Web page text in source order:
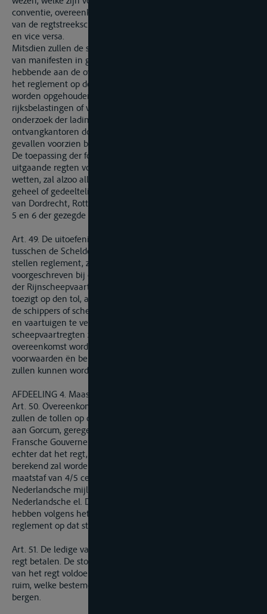
conventie, overeenkomstig hetgeen plaats heeft ten aanzien
van de regtstreeksche scheepvaart uit volle zee naar Gorcum
en vice versa.
Mitsdien zullen de schippers en scheepsbestuurders, voorzien
van manifesten in goeden en behoorlijken vorm en voldaan
hebbende aan de overige voorwaarden, voorgeschreven bij
het reglement op de Rijnscheepvaart, onderweg niet kunnen
worden opgehouden, onder voorwendsel van te heffen
rijksbelastingen of van een tot dat einde te bewerkstelligen
onderzoek der ladingen, anders dan aan een der
ontvangkantoren door de reglementen daargesteld of in de
gevallen voorzien bij art. 41 der overeenkomst van Mentz.
De toepassing der formaliteiten van de administratie der in en
uitgaande regten volgens de algemeene Nederlandsche
wetten, zal alzoo alleen te pas komen voor schepen, die
geheel of gedeeltelijk zullen laden of ontladen in de havens
van Dordrecht, Rotterdam of Amsterdam, overeenkomstig art.
5 en 6 der gezegde conventie.
Art. 49. De uitoefening der scheepvaart op de binnenwateren
tusschen de Schelde en den Rijn, overeenkomstig het daar te
stellen reglement, zal plaats hebben op de voorwaarden
voorgeschreven bij de Mentzer conventie voor de uitoefening
der Rijnscheepvaart, en zulks zoowel met opzigt tot het
toezigt op den tol, als ten aanzien van de verpligtingen, door
de schippers of scheepsbestuurders, nopens hunne personen
en vaartuigen te vervullen. De ontduiking ten aanzien van de
scheepvaartregten zal naar de bepalingen derzelfde
overeenkomst worden gestraft, alles voor zoo verre die
voorwaarden ën bepalingen op gezegde binnenwateren
zullen kunnen worden toegepast.
AFDEELING 4. Maas.
Art. 50. Overeenkomstig de bepalingen van de Weener akte,
zullen de tollen op de Maas, van de Fransche grenzen af tot
aan Gorcum, geregeld worden volgens het decreet van het
Fransche Gouvernement van den 10 Brumaire XIV jaar, des
echter dat het regt, gevestigd op de breedte der schepen,
berekend zal worden volgens hunnen inhoud, naar den
maatstaf van 4/5 centimen Belgisch geld, per afstand van 5
Nederlandsche mijlen en per ton van eene cubieke
Nederlandsche el. De tonnenmeting derzelve zal plaats
hebben volgens het thans in beide landen van kracht zijnde
reglement op dat stuk, van den 20 October 1819, n°. 1.
Art. 51. De ledige vaartuigen zullen slechts de helft van het
regt betalen. De stoombooten zullen insgelijks slechts de helft
van het regt voldoen en alleen voor de gedeelten van het
ruim, welke bestemd zijn om eene lading koopwaren te
bergen.